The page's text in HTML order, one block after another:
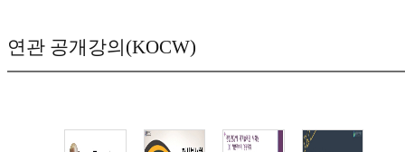
연관 공개강의(KOCW)